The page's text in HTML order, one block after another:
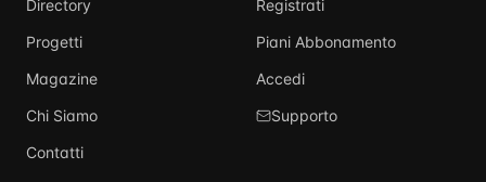
Directory
Progetti
Magazine
Chi Siamo
Contatti
Registrati
Piani Abbonamento
Accedi
Supporto